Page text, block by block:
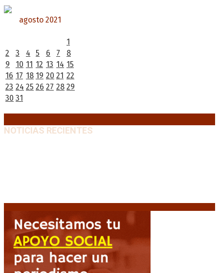
agosto 2021
1
2
3 4 5 6 7
8
9
10 11 12 13 14 15
16 17 18 19 20 21 22
23 24 25 26 27 28 29
30 31
NOTICIAS RECIENTES